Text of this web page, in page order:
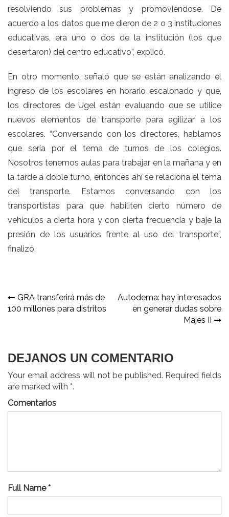
resolviendo sus problemas y promoviéndose. De
acuerdo a los datos que me dieron de 2 o 3 instituciones
educativas, era uno o dos de la institución (los que
desertaron) del centro educativo”, explicó.
En otro momento, señaló que se están analizando el
ingreso de los escolares en horario escalonado y que,
los directores de Ugel están evaluando que se utilice
nuevos elementos de transporte para agilizar a los
escolares. “Conversando con los directores, hablamos
que sería por el tema de turnos de los colegios.
Nosotros tenemos aulas para trabajar en la mañana y en
la tarde a doble turno, entonces ahí se relaciona el tema
del transporte. Estamos conversando con los
transportistas para que habiliten cierto número de
vehículos a cierta hora y con cierta frecuencia y baje la
presión de los usuarios frente al uso del transporte”,
finalizó.
Navegación
de
GRA transferirá más de
100 millones para distritos
Autodema: hay interesados
en generar dudas sobre
Majes II
DEJANOS UN COMENTARIO
Your email address will not be published. Required fields
are marked with *.
Comentarios
Full Name *